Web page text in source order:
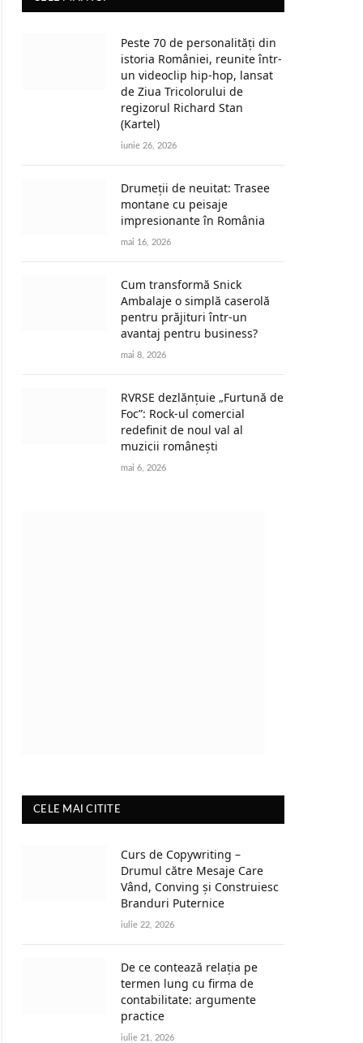
Peste 70 de personalități din
istoria României, reunite într-
un videoclip hip-hop, lansat
de Ziua Tricolorului de
regizorul Richard Stan
(Kartel)
iunie 26, 2026
Drumeții de neuitat: Trasee
montane cu peisaje
impresionante în România
mai 16, 2026
Cum transformă Snick
Ambalaje o simplă caserolă
pentru prăjituri într-un
avantaj pentru business?
mai 8, 2026
RVRSE dezlănțuie „Furtună de
Foc”: Rock-ul comercial
redefinit de noul val al
muzicii românești
mai 6, 2026
CELE MAI CITITE
Curs de Copywriting –
Drumul către Mesaje Care
Vând, Conving și Construiesc
Branduri Puternice
iulie 22, 2026
De ce contează relația pe
termen lung cu firma de
contabilitate: argumente
practice
iulie 21, 2026